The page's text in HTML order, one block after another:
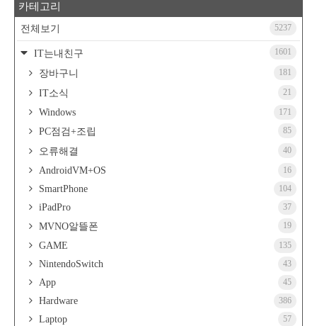
카테고리
전체보기 5237
IT는내친구 1601
장바구니 181
IT소식 21
Windows 171
PC점검+조립 85
오류해결 40
AndroidVM+OS 16
SmartPhone 104
iPadPro 37
MVNO알뜰폰 19
GAME 135
NintendoSwitch 43
App 45
Hardware 386
Laptop 57